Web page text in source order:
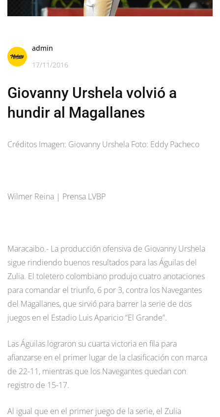
admin
17/11/2016
Giovanny Urshela volvió a
hundir al Magallanes
Créditos Imagen: Giovanny Urshela Foto: Eddy Pacheco
Wilmer Reina | Prensa LVBP
Maracaibo.- La producción ofensiva de Giovanny Urshela
sigue rindiendo buenos resultados para las Águilas del
Zulia. El toletero colombiano produjo cuatro anotaciones
para comandar el triunfo, 6 por 3, contra los Navegantes
del Magallanes, que sirvió para barrer la serie de dos
juegos en el Estadio Luis Aparicio “El Grande”.
Las Águilas lograron su cuarta victoria en fila para
afianzarse en el primer lugar de la clasificación con marca
de 22-11, mientras que los Navegantes quedan con
registro de 15-17.
Al igual que en el primer juego de la serie, el Zulia